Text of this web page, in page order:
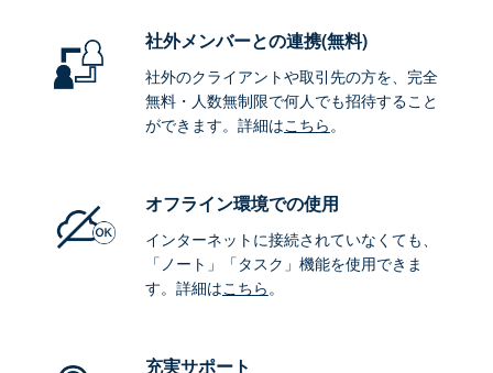
社外メンバーとの連携(無料)
社外のクライアントや取引先の方を、完全
無料・人数無制限で何人でも招待すること
ができます。詳細はこちら。
オフライン環境での使用
インターネットに接続されていなくても、
「ノート」「タスク」機能を使用できま
す。詳細はこちら。
充実サポート